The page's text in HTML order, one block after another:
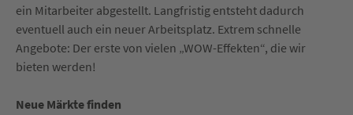
ein Mitarbeiter abgestellt. Langfristig entsteht dadurch
eventuell auch ein neuer Arbeitsplatz. Extrem schnelle
Angebote: Der erste von vielen „WOW-Effekten“, die wir
bieten werden!
Neue Märkte finden